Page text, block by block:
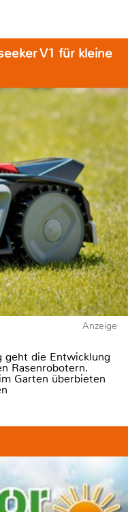
V1 für kleine
Anzeige
geht die Entwicklung
Rasenrobotern.
Garten überbieten